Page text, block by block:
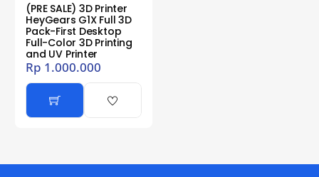
(PRE SALE) 3D Printer
HeyGears G1X Full 3D
Pack-First Desktop
Full-Color 3D Printing
and UV Printer
Rp 1.000.000